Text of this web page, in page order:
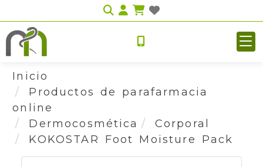
Identifícate
Inicio
Productos de parafarmacia
online
Dermocosmética
Corporal
KOKOSTAR Foot Moisture Pack